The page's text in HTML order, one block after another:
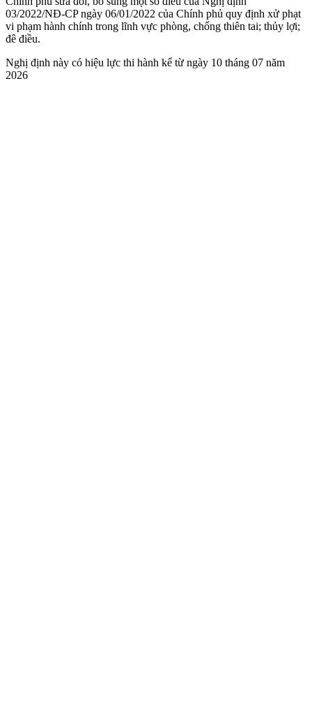
03/2022/NĐ-CP ngày 06/01/2022 của Chính phủ quy định xử phạt
vi phạm hành chính trong lĩnh vực phòng, chống thiên tai; thủy lợi;
đê điều.
Nghị định này có hiệu lực thi hành kể từ ngày 10 tháng 07 năm
2026